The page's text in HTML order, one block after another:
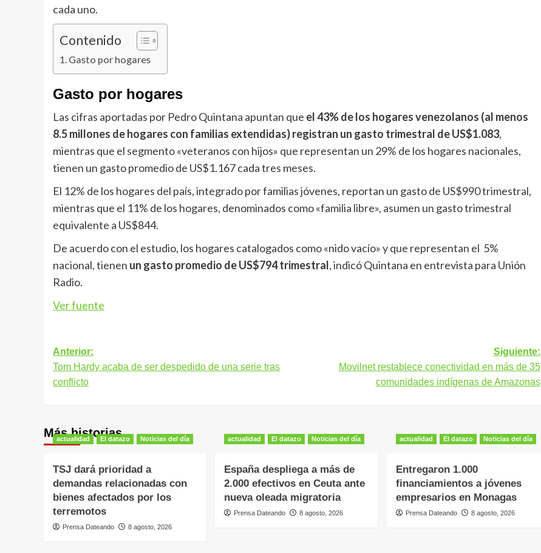
cada uno.
Contenido
Gasto por hogares
Gasto por hogares
Las cifras aportadas por Pedro Quintana apuntan que el 43% de los hogares venezolanos (al menos
8.5 millones de hogares con familias extendidas) registran un gasto trimestral de US$1.083,
mientras que el segmento «veteranos con hijos» que representan un 29% de los hogares nacionales,
tienen un gasto promedio de US$1.167 cada tres meses.
El 12% de los hogares del país, integrado por familias jóvenes, reportan un gasto de US$990 trimestral,
mientras que el 11% de los hogares, denominados como «familia libre», asumen un gasto trimestral
equivalente a US$844.
De acuerdo con el estudio, los hogares catalogados como «nido vacío» y que representan el 5%
nacional, tienen un gasto promedio de US$794 trimestral, indicó Quintana en entrevista para Unión
Radio.
Ver fuente
Navegación
de
Anterior:
Tom Hardy acaba de ser despedido de una serie tras
conflicto
Siguiente:
Movilnet restablece conectividad en más de 35
comunidades indígenas de Amazonas
Más historias
actualidad El datazo Noticias del día
TSJ dará prioridad a
demandas relacionadas con
bienes afectados por los
terremotos
Prensa Dateando 8 agosto, 2026
actualidad El datazo Noticias del día
España despliega a más de
2.000 efectivos en Ceuta ante
nueva oleada migratoria
Prensa Dateando 8 agosto, 2026
actualidad El datazo Noticias del día
Entregaron 1.000
financiamientos a jóvenes
empresarios en Monagas
Prensa Dateando 8 agosto, 2026